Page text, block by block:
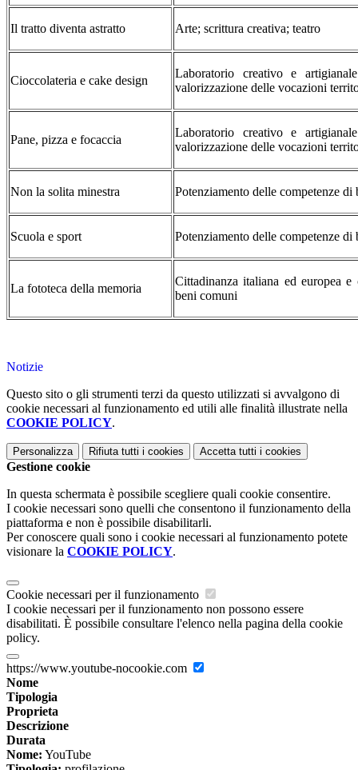
Il tratto diventa astratto Arte; scrittura creativa; teatro
Cioccolateria e cake design
Laboratorio creativo e
valorizzazione delle vocazioni
Pane, pizza e focaccia
Laboratorio creativo e
valorizzazione delle vocazioni
Non la solita minestra Potenziamento delle competenze di
Scuola e sport Potenziamento delle competenze di
La fototeca della memoria
Cittadinanza italiana ed europea e
beni comuni
Notizie
Questo sito o gli strumenti terzi da questo utilizzati si avvalgono di
cookie necessari al funzionamento ed utili alle finalità illustrate nella
COOKIE POLICY.
Personalizza Rifiuta tutti i cookies Accetta tutti i cookies
Gestione cookie
In questa schermata è possibile scegliere quali cookie consentire.
I cookie necessari sono quelli che consentono il funzionamento della
piattaforma e non è possibile disabilitarli.
Per conoscere quali sono i cookie necessari al funzionamento potete
visionare la COOKIE POLICY.
Cookie necessari per il funzionamento
I cookie necessari per il funzionamento non possono essere
disabilitati. È possibile consultare l'elenco nella pagina della cookie
policy.
https://www.youtube-nocookie.com
Nome
Tipologia
Proprieta
Descrizione
Durata
Nome: YouTube